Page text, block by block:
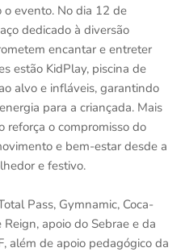
o evento. No dia 12 de
dedicado à diversão
encantar e entreter
estão KidPlay, piscina de
alvo e infláveis, garantindo
para a criançada. Mais
reforça o compromisso do
e bem-estar desde a
e festivo.
Pass, Gymnamic, Coca-
apoio do Sebrae e da
além de apoio pedagógico da